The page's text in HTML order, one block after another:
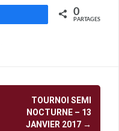
0
PARTAGES
TOURNOI SEMI
NOCTURNE – 13
JANVIER 2017 →